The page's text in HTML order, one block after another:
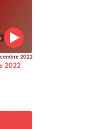
2022
2022